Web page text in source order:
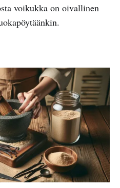
voikukka on oivallinen